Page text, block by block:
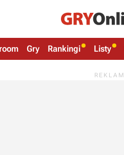
Gry Rankingi Listy